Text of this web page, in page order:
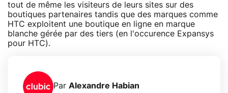
tout de même les visiteurs de leurs sites sur des
boutiques partenaires tandis que des marques comme
HTC exploitent une boutique en ligne en marque
blanche gérée par des tiers (en l'occurence Expansys
pour HTC).
Par Alexandre Habian